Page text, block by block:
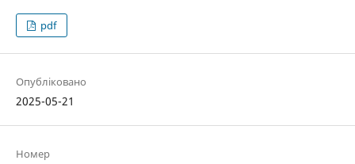
pdf
Опубліковано
2025-05-21
Номер